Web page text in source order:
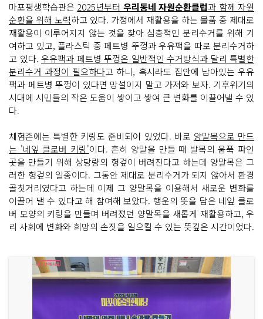
마포평생학습관은 2025년부터 우리동네 자원순환클럽과 함께 자원
순환을 위해 노력하고 있다. 가정에서 재활용을 하는 물품 중 제대로
재활용이 이루어지지 않는 것을 찾아 심층적인 분리수거를 위해 기
여하고 있고, 플라스틱 중 페트병 뚜껑과 우유팩을 따로 분리수거하
고 있다. 우유팩과 페트병 뚜껑은 일반적인 수거방식과 달리 특별한
분리수거 과정이 필요하다고 하니, 혹시라도 집안에 남아있는 우유
팩과 페트병 뚜껑이 있다면 망설이지 말고 가져와 보자. 기후위기의
시대에 시민들의 작은 도움이 쌓이고 쌓여 큰 변화를 이끌어낼 수 있
다.
체험존에는 특별한 키링도 준비되어 있었다. 바로 양말목으로 만드
는 '네잎 클로버 키링'이다. 흔히 양말을 만들 때 발목의 움푹 파인
곳을 만들기 위해 상당량의 헝겊이 버려진다고 하는데 양말목은 그
러한 헝겊의 일종이다. 그동안 제대로 분리수거가 되지 않아서 환경
골칫거리였다고 하는데 이제 그 양말목을 이용해서 새로운 변화를
이끌어 낼 수 있다고 해 참여해 보았다. 행운의 뜻을 담은 네잎 클로
버 모양의 키링을 만들며 버려졌던 양말목을 새롭게 재활용하고, 우
리 사회에 변화와 희망의 손짓을 일으킬 수 있는 뜻깊은 시간이었다.